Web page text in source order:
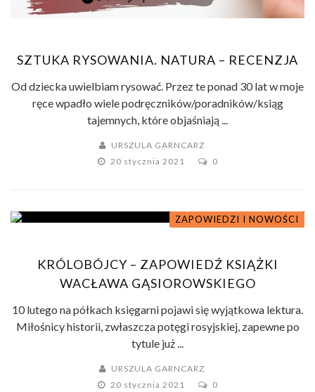
SZTUKA RYSOWANIA. NATURA – RECENZJA
Od dziecka uwielbiam rysować. Przez te ponad 30 lat w moje
ręce wpadło wiele podręczników/poradników/ksiąg
tajemnych, które objaśniają ...
URSZULA GARNCARZ
20 stycznia 2021
0
ZAPOWIEDZI I NOWOŚCI
KRÓLOBÓJCY – ZAPOWIEDŹ KSIĄŻKI
WACŁAWA GĄSIOROWSKIEGO
10 lutego na półkach księgarni pojawi się wyjątkowa lektura.
Miłośnicy historii, zwłaszcza potęgi rosyjskiej, zapewne po
tytule już ...
URSZULA GARNCARZ
20 stycznia 2021
0